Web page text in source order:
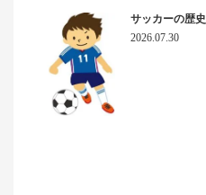
サッカーの歴史
2026.07.30